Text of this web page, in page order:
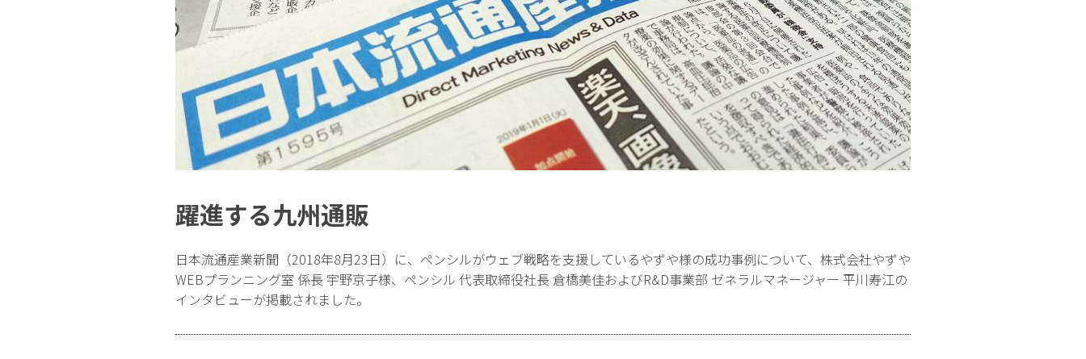
躍進する九州通販
日本流通産業新聞（2018年8月23日）に、ペンシルがウェブ戦略を支援しているやずや様の成功事例について、株式会社やずや
WEBプランニング室 係長 宇野京子様、ペンシル 代表取締役社長 倉橋美佳およびR&D事業部 ゼネラルマネージャー 平川寿江の
インタビューが掲載されました。